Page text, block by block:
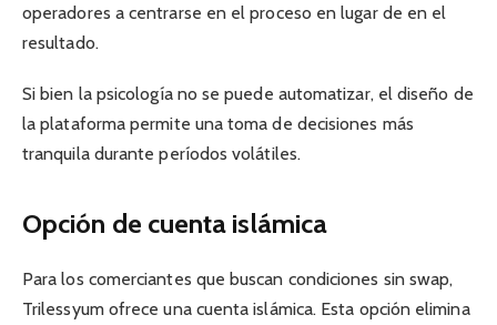
operadores a centrarse en el proceso en lugar de en el
resultado.
Si bien la psicología no se puede automatizar, el diseño de
la plataforma permite una toma de decisiones más
tranquila durante períodos volátiles.
Opción de cuenta islámica
Para los comerciantes que buscan condiciones sin swap,
Trilessyum ofrece una cuenta islámica. Esta opción elimina